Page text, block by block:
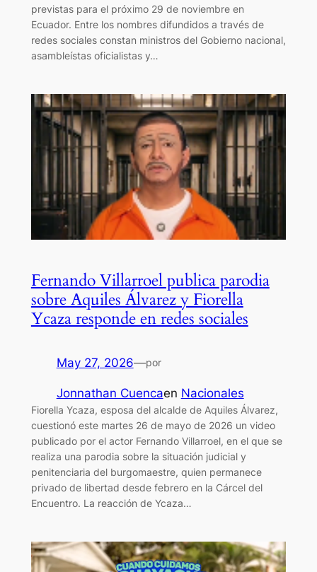
previstas para el próximo 29 de noviembre en
Ecuador. Entre los nombres difundidos a través de
redes sociales constan ministros del Gobierno nacional,
asambleístas oficialistas y…
Fernando Villarroel publica parodia
sobre Aquiles Álvarez y Fiorella
Ycaza responde en redes sociales
May 27, 2026—por
Jonnathan Cuencaen Nacionales
Fiorella Ycaza, esposa del alcalde de Aquiles Álvarez,
cuestionó este martes 26 de mayo de 2026 un video
publicado por el actor Fernando Villarroel, en el que se
realiza una parodia sobre la situación judicial y
penitenciaria del burgomaestre, quien permanece
privado de libertad desde febrero en la Cárcel del
Encuentro. La reacción de Ycaza…